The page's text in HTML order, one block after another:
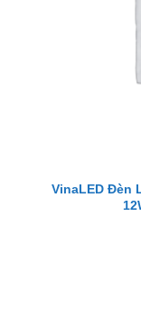
VinaLED Đèn